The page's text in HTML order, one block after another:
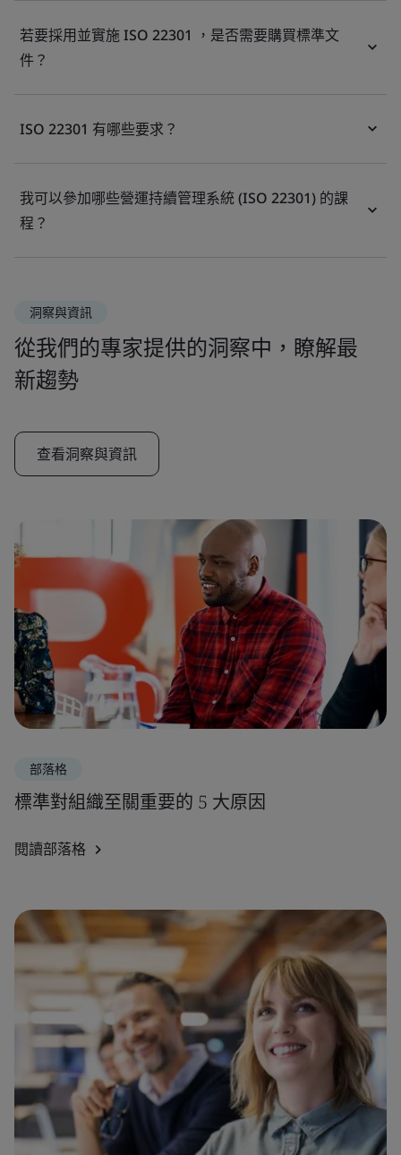
若要採用並實施 ISO 22301 ，是否需要購買標準文
件？
ISO 22301 有哪些要求？
我可以參加哪些營運持續管理系統 (ISO 22301) 的課
程？
洞察與資訊
從我們的專家提供的洞察中，瞭解最
新趨勢
查看洞察與資訊
部落格
標準對組織至關重要的 5 大原因
閱讀部落格